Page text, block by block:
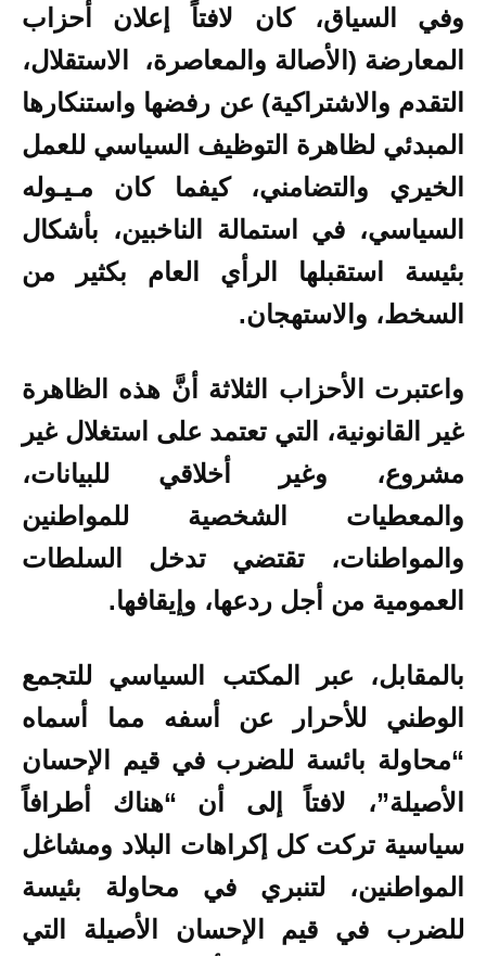
وفي السياق، كان لافتاً إعلان أحزاب
المعارضة (الأصالة والمعاصرة، الاستقلال،
التقدم والاشتراكية) عن رفضها واستنكارها
المبدئي لظاهرة التوظيف السياسي للعمل
الخيري والتضامني، كيفما كان مـيـوله
السياسي، في استمالة الناخبين، بأشكال
بئيسة استقبلها الرأي العام بكثير من
السخط، والاستهجان.
واعتبرت الأحزاب الثلاثة أنَّ هذه الظاهرة
غير القانونية، التي تعتمد على استغلال غير
مشروع، وغير أخلاقي للبيانات،
والمعطيات الشخصية للمواطنين
والمواطنات، تقتضي تدخل السلطات
العمومية من أجل ردعها، وإيقافها.
بالمقابل، عبر المكتب السياسي للتجمع
الوطني للأحرار عن أسفه مما أسماه
“محاولة بائسة للضرب في قيم الإحسان
الأصيلة”، لافتاً إلى أن “هناك أطرافاً
سياسية تركت كل إكراهات البلاد ومشاغل
المواطنين، لتنبري في محاولة بئيسة
للضرب في قيم الإحسان الأصيلة التي